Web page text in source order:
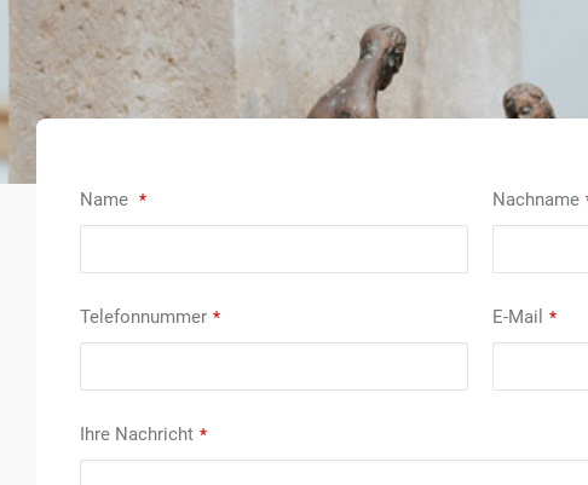
Name * Nachname
Phone
Number *
Telefonnummer * E-Mail *
Ihre Nachricht *